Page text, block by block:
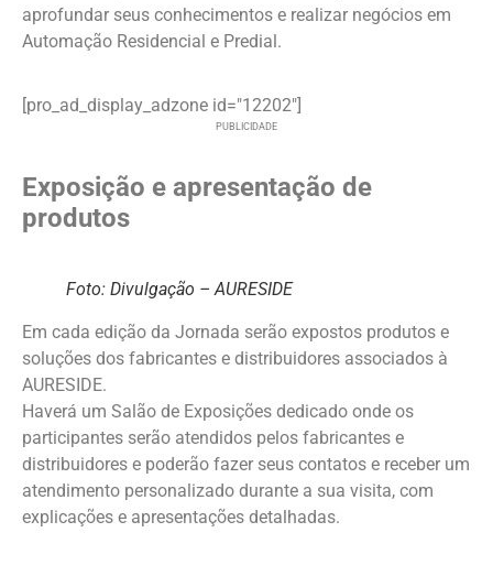
aprofundar seus conhecimentos e realizar negócios em
Automação Residencial e Predial.
[pro_ad_display_adzone id="12202"]
PUBLICIDADE
Exposição e apresentação de
produtos
Foto: Divulgação – AURESIDE
Em cada edição da Jornada serão expostos produtos e
soluções dos fabricantes e distribuidores associados à
AURESIDE.
Haverá um Salão de Exposições dedicado onde os
participantes serão atendidos pelos fabricantes e
distribuidores e poderão fazer seus contatos e receber um
atendimento personalizado durante a sua visita, com
explicações e apresentações detalhadas.